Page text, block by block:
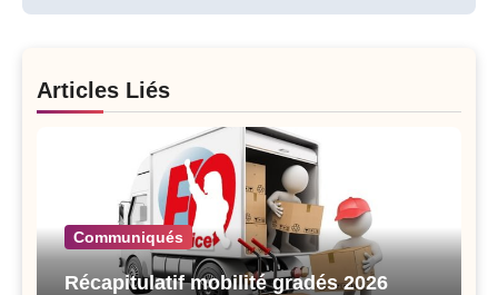
Articles Liés
Communiqués
Récapitulatif mobilité gradés 2026